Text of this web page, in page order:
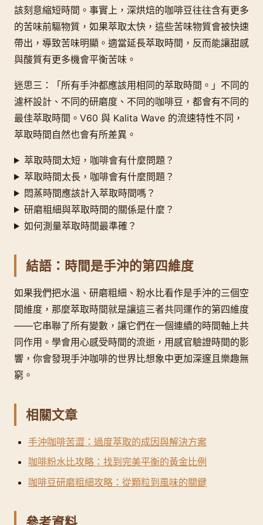
該刻意縮短時間。事實上，深烘焙的咖啡豆往往含有更多
的苦味前驅物質，如果萃取太快，這些苦味物質會被快速
帶出，導致苦味明顯。適當延長萃取時間，反而能讓甜感
與酸質有更多機會平衡苦味。
迷思三：「所有手沖都應該用相同的萃取時間。」不同的
濾杯設計、不同的研磨度、不同的咖啡豆，都會有不同的
最佳萃取時間。V60 與 Kalita Wave 的流速特性不同，
萃取時間自然也會有所差異。
萃取時間太短，咖啡會有什麼問題？
萃取時間太長，咖啡會有什麼問題？
悶蒸時間應該計入萃取時間嗎？
研磨粗細與萃取時間的關係是什麼？
如何測量萃取時間最準確？
結語：時間是手沖的第四維度
如果我們把水溫、研磨粗細、粉水比看作是手沖的三個空
間維度，那麼萃取時間就是讓這三者共同運作的第四維度
——它串聯了所有變數，讓它們在一個連續的時間軸上共
同作用。學會用心感受時間的流逝，用感官驗證時間的影
響，你會發現手沖咖啡的世界比想象中更加深邃且樂趣無
窮。
相關文章
手沖咖啡苦澀：過度萃取的成因與解決方案
咖啡粉水比攻略：找到完美平衡的黃金比例
咖啡豆研磨粗細攻略：從顆粒到風味的關鍵